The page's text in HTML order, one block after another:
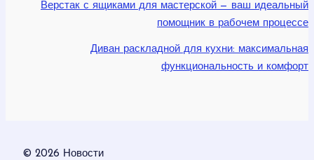
Верстак с ящиками для мастерской — ваш идеальный
помощник в рабочем процессе
Диван раскладной для кухни: максимальная
функциональность и комфорт
© 2026 Новости